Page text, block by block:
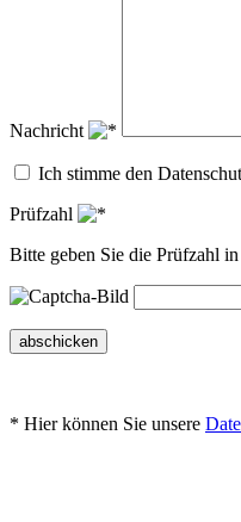
Nachricht
Ich stimme den
Prüfzahl
Bitte geben Sie die Prüfzahl
abschicken
* Hier können Sie unsere